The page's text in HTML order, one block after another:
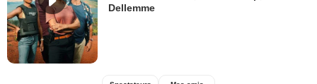
Dellemme